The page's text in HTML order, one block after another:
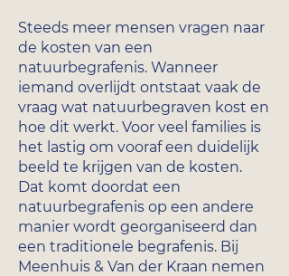
Steeds meer mensen vragen naar
de kosten van een
natuurbegrafenis. Wanneer
iemand overlijdt ontstaat vaak de
vraag wat natuurbegraven kost en
hoe dit werkt. Voor veel families is
het lastig om vooraf een duidelijk
beeld te krijgen van de kosten.
Dat komt doordat een
natuurbegrafenis op een andere
manier wordt georganiseerd dan
een traditionele begrafenis. Bij
Meenhuis & Van der Kraan nemen